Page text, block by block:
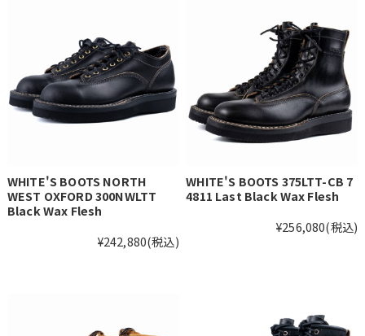
WHITE'S BOOTS NORTH
WEST OXFORD 300NWLTT
Black Wax Flesh
¥242,880(税込)
WHITE'S BOOTS 375LTT-CB 7
4811 Last Black Wax Flesh
¥256,080(税込)